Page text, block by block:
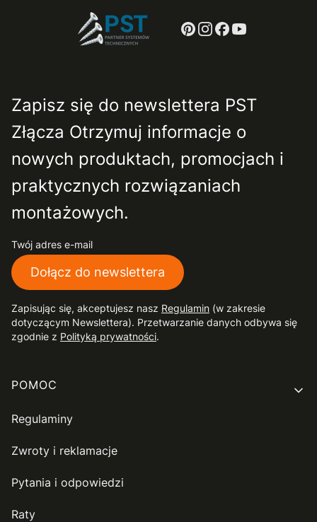
Zapisz się do newslettera PST
Złącza Otrzymuj informacje o
nowych produktach, promocjach i
praktycznych rozwiązaniach
montażowych.
Twój adres e-mail
Dołącz do newslettera
Zapisując się, akceptujesz nasz Regulamin (w zakresie
dotyczącym Newslettera). Przetwarzanie danych odbywa się
zgodnie z Polityką prywatności.
Linki w stopce
POMOC
Regulaminy
Zwroty i reklamacje
Pytania i odpowiedzi
Raty